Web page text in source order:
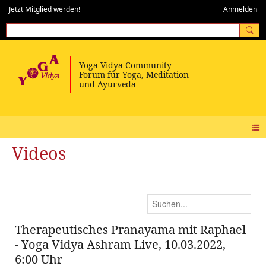
Jetzt Mitglied werden! Anmelden
Videos
Therapeutisches Pranayama mit Raphael
- Yoga Vidya Ashram Live, 10.03.2022,
6:00 Uhr